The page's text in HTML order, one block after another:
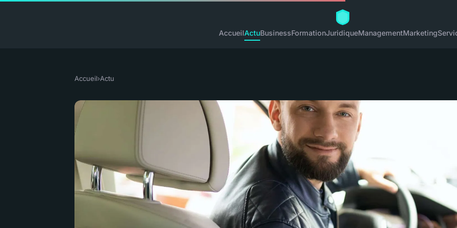
AccueilActuBusinessFormationJuridiqueManagementMarketing
Accueil›Actu